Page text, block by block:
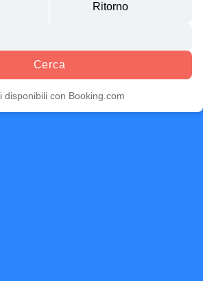
Cerca
disponibili con Booking.com